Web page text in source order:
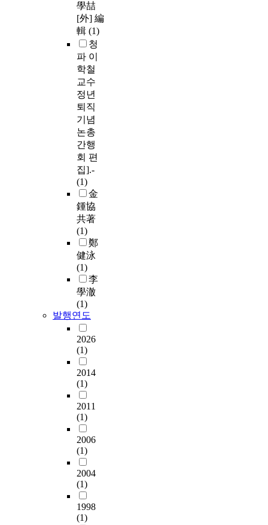
學喆
[外] 編
輯 (1)
청
파 이
학철
교수
정년
퇴직
기념
논총
간행
회 편
집].-
(1)
金
鍾協
共著
(1)
鄭
健泳
(1)
李
學澈
(1)
발행연도
2026
(1)
2014
(1)
2011
(1)
2006
(1)
2004
(1)
1998
(1)